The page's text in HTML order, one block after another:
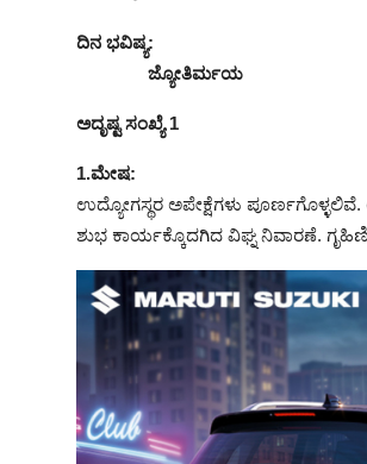
ದಿನ ಭವಿಷ್ಯ:
ಜ್ಯೋತಿರ್ಮಯ
ಅದೃಷ್ಟ ಸಂಖ್ಯೆ 1
1.ಮೇಷ:
ಉದ್ಯೋಗಸ್ಥರ ಅಪೇಕ್ಷೆಗಳು
ಶುಭ ಕಾರ್ಯಕ್ಕೊದಗಿದ ವಿಘ್ನ ನಿವಾರಣೆ.